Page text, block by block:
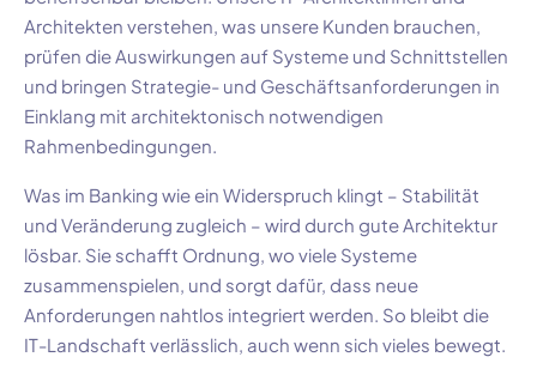
Architekten verstehen, was unsere Kunden brauchen,
prüfen die Auswirkungen auf Systeme und Schnittstellen
und bringen Strategie- und Geschäftsanforderungen in
Einklang mit architektonisch notwendigen
Rahmenbedingungen.
Was im Banking wie ein Widerspruch klingt – Stabilität
und Veränderung zugleich – wird durch gute Architektur
lösbar. Sie schafft Ordnung, wo viele Systeme
zusammenspielen, und sorgt dafür, dass neue
Anforderungen nahtlos integriert werden. So bleibt die
IT-Landschaft verlässlich, auch wenn sich vieles bewegt.